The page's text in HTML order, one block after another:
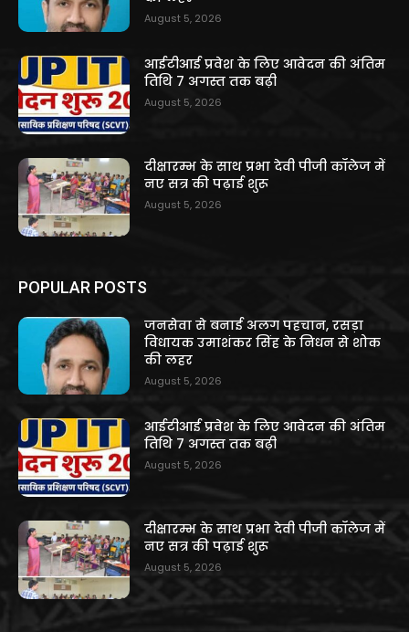
August 5, 2026
आईटीआई प्रवेश के लिए आवेदन की अंतिम
तिथि 7 अगस्त तक बढ़ी
August 5, 2026
दीक्षारम्भ के साथ प्रभा देवी पीजी कॉलेज में
नए सत्र की पढ़ाई शुरू
August 5, 2026
POPULAR POSTS
जनसेवा से बनाई अलग पहचान, रसड़ा
विधायक उमाशंकर सिंह के निधन से शोक
की लहर
August 5, 2026
आईटीआई प्रवेश के लिए आवेदन की अंतिम
तिथि 7 अगस्त तक बढ़ी
August 5, 2026
दीक्षारम्भ के साथ प्रभा देवी पीजी कॉलेज में
नए सत्र की पढ़ाई शुरू
August 5, 2026